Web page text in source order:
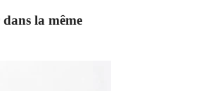
la même